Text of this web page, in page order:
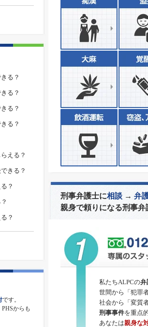
る？
る？
る？
る？
える？
きる？
？
？
です。
からも
刑事弁護士に相談→弁
親身で頼りになる刑事弁
私たちALPCの弁
世間から「犯罪
社会から「変質
刑事事件を重点
あなたは親身な